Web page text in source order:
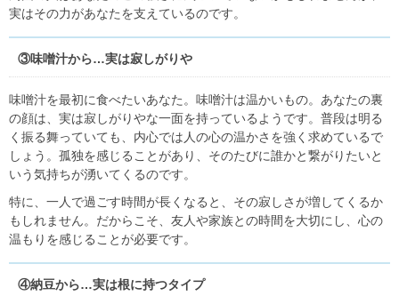
実はその力があなたを支えているのです。
③味噌汁から…実は寂しがりや
味噌汁を最初に食べたいあなた。味噌汁は温かいもの。あなたの裏
の顔は、実は寂しがりやな一面を持っているようです。普段は明る
く振る舞っていても、内心では人の心の温かさを強く求めているで
しょう。孤独を感じることがあり、そのたびに誰かと繋がりたいと
いう気持ちが湧いてくるのです。
特に、一人で過ごす時間が長くなると、その寂しさが増してくるか
もしれません。だからこそ、友人や家族との時間を大切にし、心の
温もりを感じることが必要です。
④納豆から…実は根に持つタイプ